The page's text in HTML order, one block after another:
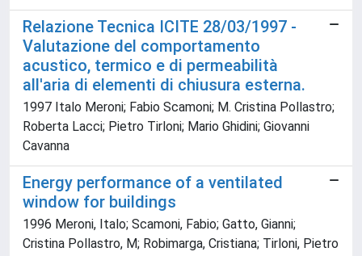
Relazione Tecnica ICITE 28/03/1997 -
Valutazione del comportamento
acustico, termico e di permeabilità
all'aria di elementi di chiusura esterna.
1997 Italo Meroni; Fabio Scamoni; M. Cristina Pollastro;
Roberta Lacci; Pietro Tirloni; Mario Ghidini; Giovanni
Cavanna
Energy performance of a ventilated
window for buildings
1996 Meroni, Italo; Scamoni, Fabio; Gatto, Gianni;
Cristina Pollastro, M; Robimarga, Cristiana; Tirloni, Pietro